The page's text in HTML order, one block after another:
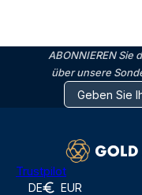
ABONNIEREN Sie
über unsere
Trustpilot
DE EUR